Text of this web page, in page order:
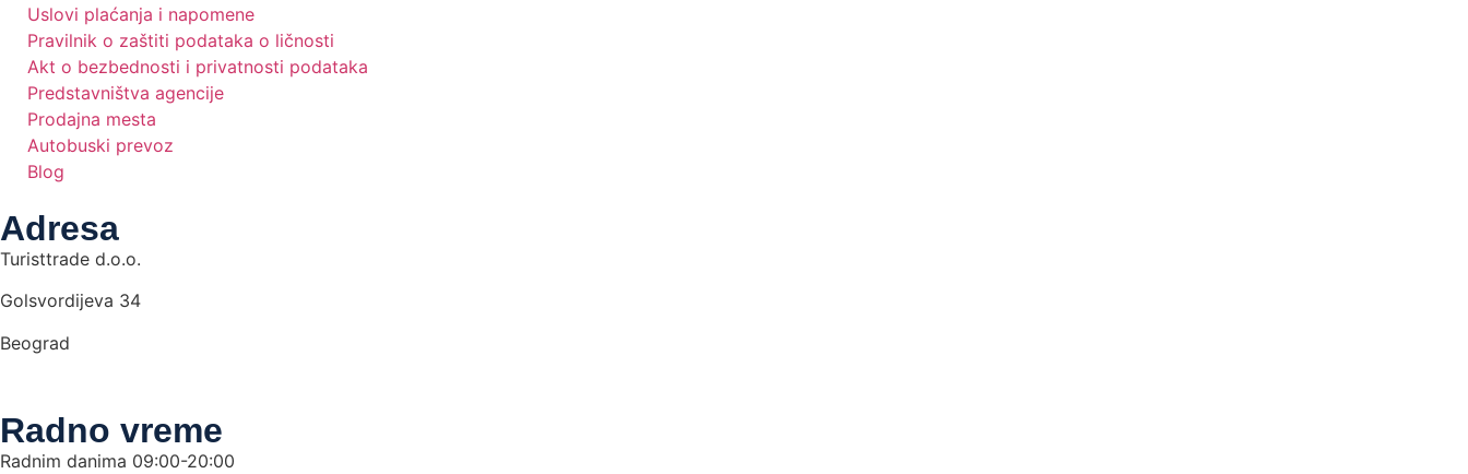
Uslovi plaćanja i napomene
Pravilnik o zaštiti podataka o ličnosti
Akt o bezbednosti i privatnosti podataka
Predstavništva agencije
Prodajna mesta
Autobuski prevoz
Blog
Adresa
Turisttrade d.o.o.
Golsvordijeva 34
Beograd
Radno vreme
Radnim danima 09:00-20:00